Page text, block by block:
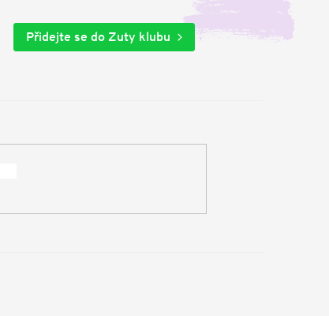
Přidejte se do Zuty klubu